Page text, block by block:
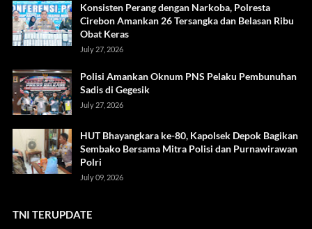
Konsisten Perang dengan Narkoba, Polresta
Cirebon Amankan 26 Tersangka dan Belasan Ribu
Obat Keras
July 27, 2026
Polisi Amankan Oknum PNS Pelaku Pembunuhan
Sadis di Gegesik
July 27, 2026
HUT Bhayangkara ke-80, Kapolsek Depok Bagikan
Sembako Bersama Mitra Polisi dan Purnawirawan
Polri
July 09, 2026
TNI TERUPDATE